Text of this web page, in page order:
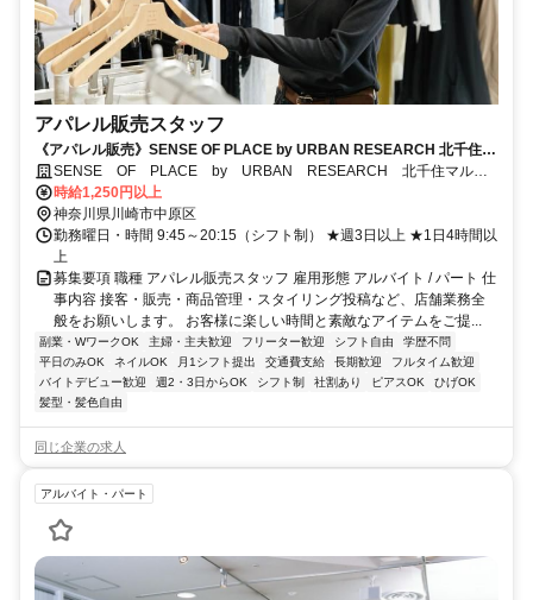
アパレル販売スタッフ
《アパレル販売》SENSE OF PLACE by URBAN RESEARCH 北千住マ
ルイ店
SENSE OF PLACE by URBAN RESEARCH 北千住マルイ
店
時給1,250円以上
神奈川県川崎市中原区
勤務曜日・時間 9:45～20:15（シフト制） ★週3日以上 ★1日4時間以
上
募集要項 職種 アパレル販売スタッフ 雇用形態 アルバイト / パート 仕
事内容 接客・販売・商品管理・スタイリング投稿など、店舗業務全
般をお願いします。 お客様に楽しい時間と素敵なアイテムをご提...
副業・WワークOK 主婦・主夫歓迎 フリーター歓迎 シフト自由
学歴不問
平日のみOK
ネイルOK 月1シフト提出 交通費支給 長期歓迎
フルタイム歓迎
バイトデビュー歓迎
週2・3日からOK シフト制 社割あり ピアスOK
ひげOK
髪型・髪色自由
同じ企業の求人
アルバイト・パート